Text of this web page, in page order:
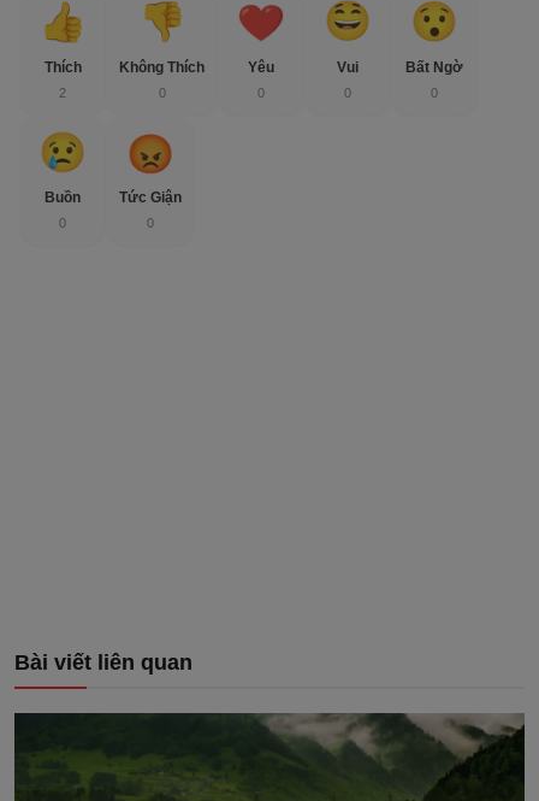
Thích
2
Không Thích
0
Yêu
0
Vui
0
Bất Ngờ
0
Buồn
0
Tức Giận
0
Bài viết liên quan